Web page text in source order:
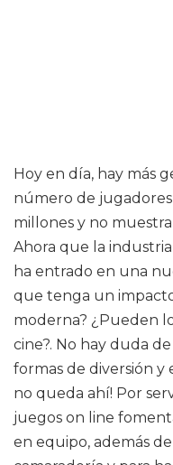
Hoy en día, hay más
número de jugadores
millones y no
Ahora que la
ha entrado en una
que tenga un
moderna? ¿Pueden
cine?. No hay duda
formas de diversión y
no queda ahí! Por
juegos on line
en equipo, además